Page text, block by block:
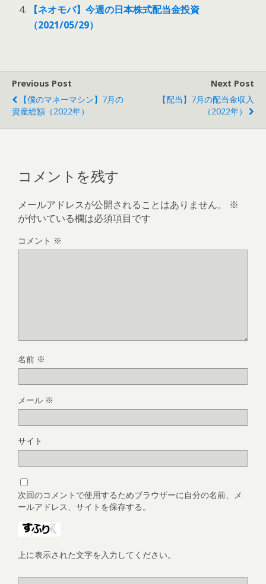
【ネオモバ】今週の日本株式配当金投資
（2021/05/29）
Previous Post
【僕のマネーマシン】7月の
資産総額（2022年）
Next Post
【配当】7月の配当金収入
（2022年）
コメントを残す
メールアドレスが公開されることはありません。
※
が付いている欄は必須項目です
コメント ※
名前 ※
メール ※
サイト
次回のコメントで使用するためブラウザーに自分の名前、メ
ールアドレス、サイトを保存する。
上に表示された文字を入力してください。